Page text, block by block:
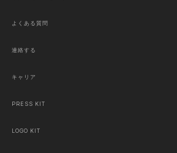
よくある質問
連絡する
キャリア
PRESS KIT
LOGO KIT